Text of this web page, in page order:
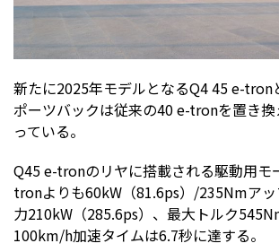
新たに2025年モデルとなるQ4 45 e-tron
ポーツバックは従来の40 e-tronを置き
っている。
Q45 e-tronのリヤに搭載される駆動用モ
tronよりも60kW（81.6ps）/235Nmア
力210kW（285.6ps）、最大トルク
100km/h加速タイムは6.7秒に達する。